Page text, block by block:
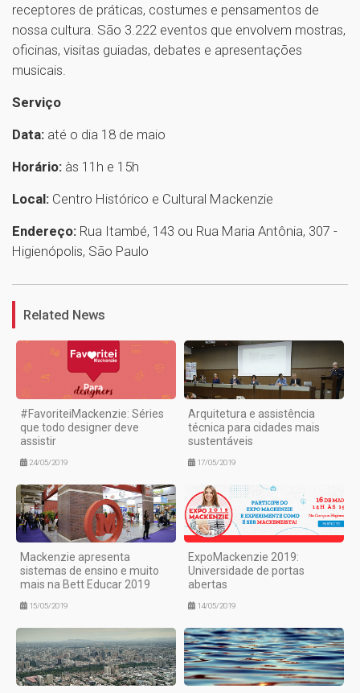
receptores de práticas, costumes e pensamentos de
nossa cultura. São 3.222 eventos que envolvem mostras,
oficinas, visitas guiadas, debates e apresentações
musicais.
Serviço
Data: até o dia 18 de maio
Horário: às 11h e 15h
Local: Centro Histórico e Cultural Mackenzie
Endereço: Rua Itambé, 143 ou Rua Maria Antônia, 307 -
Higienópolis, São Paulo
Related News
#FavoriteiMackenzie: Séries
que todo designer deve
assistir
24/05/2019
Arquitetura e assistência
técnica para cidades mais
sustentáveis
17/05/2019
Mackenzie apresenta
sistemas de ensino e muito
mais na Bett Educar 2019
15/05/2019
ExpoMackenzie 2019:
Universidade de portas
abertas
14/05/2019